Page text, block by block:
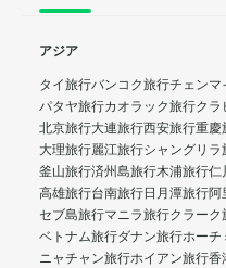
アジア
タイ旅行バンコク旅行チェンマ
パタヤ旅行カオラック旅行クラ
北京旅行大連旅行西安旅行重慶
大理旅行麗江旅行シャングリラ
釜山旅行済州島旅行木浦旅行仁
高雄旅行台南旅行日月潭旅行阿
セブ島旅行マニラ旅行クラーク
ベトナム旅行ダナン旅行ホーチ
ニャチャン旅行ホイアン旅行香